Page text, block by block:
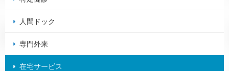
人間ドック
専門外来
在宅サービス